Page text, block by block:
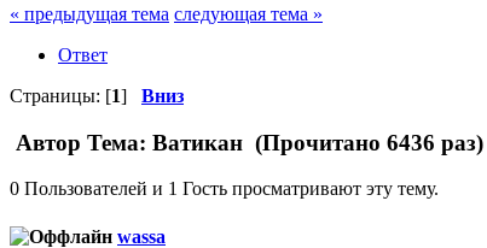
« предыдущая тема следующая тема »
Ответ
Страницы: [1] Вниз
Автор Тема: Ватикан (Прочитано 6436 раз)
0 Пользователей и 1 Гость просматривают эту тему.
wassa